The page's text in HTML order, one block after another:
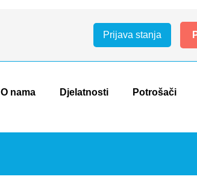
Prijava stanja
O nama Djelatnosti Potrošači